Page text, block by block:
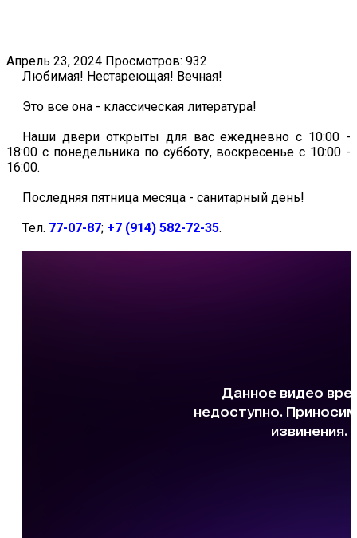
Апрель 23, 2024 Просмотров: 932
Любимая! Нестареющая! Вечная!
Это все она - классическая литература!
Наши двери открыты для вас ежедневно с 10:00 -
18:00 с понедельника по субботу, воскресенье с 10:00 -
16:00.
Последняя пятница месяца - санитарный день!
Тел. 77-07-87; +7 (914) 582-72-35.